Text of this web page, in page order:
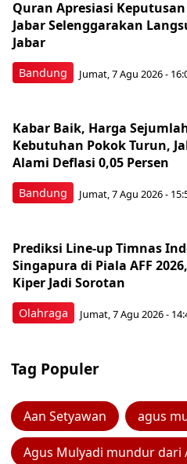
Bandung
Quran Apresiasi
Jabar Selenggarakan
Jabar
Jumat, 7 Agu 2026 -
Bandung
Kabar Baik, Harga
Kebutuhan Pokok Turun,
Alami Deflasi 0,05 Persen
Jumat, 7 Agu 2026 -
Olahraga
Prediksi Line-up Timnas
Singapura di Piala AFF
Kiper Jadi Sorotan
Jumat, 7 Agu 2026 -
Tag Populer
Aan Setyawan agus
Agus Mulyadi mundur dari